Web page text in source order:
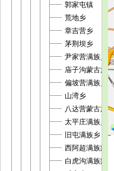
郭家屯镇
荒地乡
章吉营乡
茅荆坝乡
尹家营满族乡
庙子沟蒙古族
偏坡营满族乡
山湾乡
八达营蒙古族乡
太平庄满族乡
旧屯满族乡
西阿超满族蒙古
白虎沟满族蒙古